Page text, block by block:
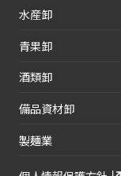
水産卸
青果卸
酒類卸
備品資材卸
製麺業